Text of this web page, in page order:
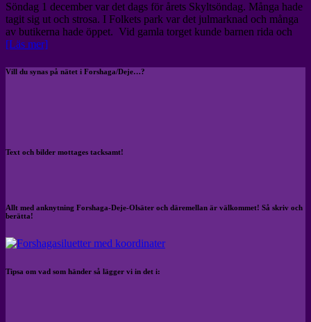
Söndag 1 december var det dags för årets Skyltsöndag. Många hade
tagit sig ut och strosa. I Folkets park var det julmarknad och många
av butikerna hade öppet. Vid gamla torget kunde barnen rida och
[Läs mer]
Vill du synas på nätet i Forshaga/Deje…?
Text och bilder mottages tacksamt!
Allt med anknytning Forshaga-Deje-Olsäter och däremellan är välkommet! Så skriv och
berätta!
Tipsa om vad som händer så lägger vi in det i: